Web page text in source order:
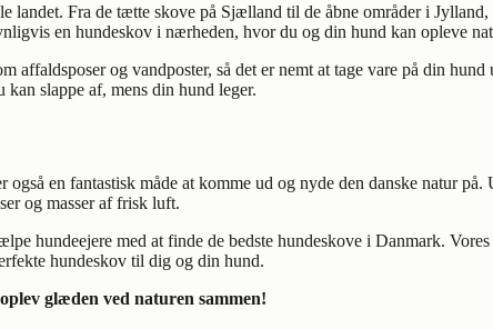
landet. Fra de tætte skove på Sjælland til de åbne områder i Jylland,
en hundeskov i nærheden, hvor du og din hund kan opleve
og vandposter, så det er nemt at tage vare på din hund
slappe af, mens din hund leger.
en fantastisk måde at komme ud og nyde den danske natur på.
og masser af frisk luft.
hundeejere med at finde de bedste hundeskove i Danmark.
hundeskov til dig og din hund.
glæden ved naturen sammen!